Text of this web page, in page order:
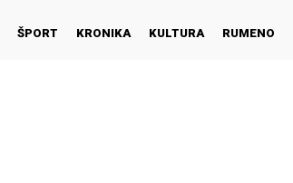
ŠPORT KRONIKA KULTURA RUMENO